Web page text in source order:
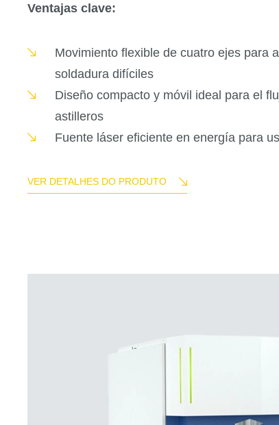
Ventajas clave:
Movimiento flexible de cuatro ejes para
soldadura difíciles
Diseño compacto y móvil ideal para el
astilleros
Fuente láser eficiente en energía para
VER DETALHES DO PRODUTO